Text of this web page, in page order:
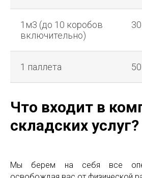
1м3 (до 10 коробов
включительно)
1 паллета
Что входит в
складских услуг?
Мы берем на себя все